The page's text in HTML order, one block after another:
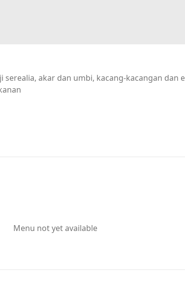
akar dan umbi, kacang-kacangan dan
Menu not yet available